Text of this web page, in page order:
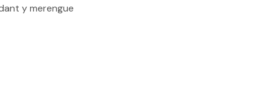
y merengue